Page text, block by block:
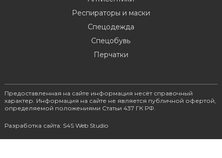
Респираторы и маски
Спецодежда
Спецобувь
Перчатки
Предоставленная на сайте информация несёт справочный
характер. Информация на сайте не является публичной офертой,
определяемой положениями Статьи 437 ГК РФ.
Разработка сайта: S4S Web Studio